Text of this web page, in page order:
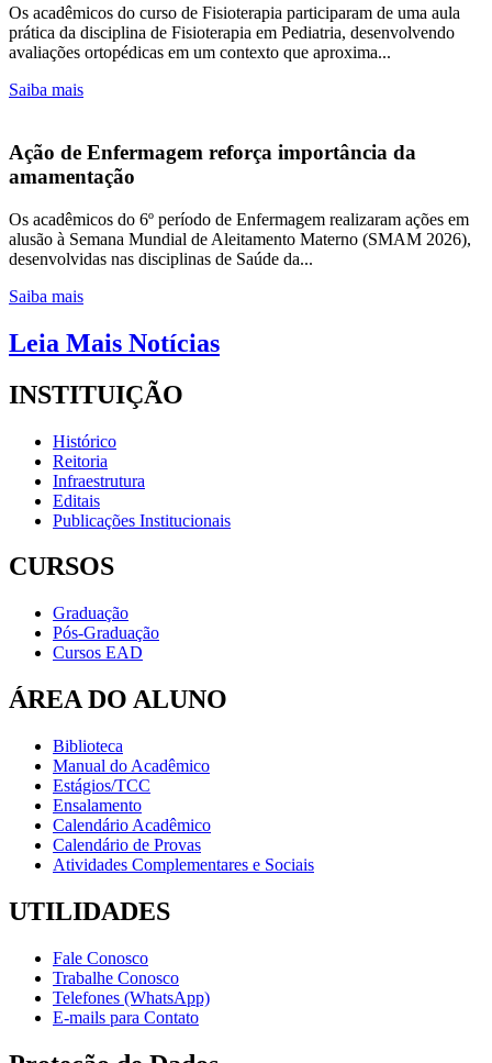
Os acadêmicos do curso de Fisioterapia participaram de uma aula
prática da disciplina de Fisioterapia em Pediatria, desenvolvendo
avaliações ortopédicas em um contexto que aproxima...
Saiba mais
Ação de Enfermagem reforça importância da
amamentação
Os acadêmicos do 6º período de Enfermagem realizaram ações em
alusão à Semana Mundial de Aleitamento Materno (SMAM 2026),
desenvolvidas nas disciplinas de Saúde da...
Saiba mais
Leia Mais Notícias
INSTITUIÇÃO
Histórico
Reitoria
Infraestrutura
Editais
Publicações Institucionais
CURSOS
Graduação
Pós-Graduação
Cursos EAD
ÁREA DO ALUNO
Biblioteca
Manual do Acadêmico
Estágios/TCC
Ensalamento
Calendário Acadêmico
Calendário de Provas
Atividades Complementares e Sociais
UTILIDADES
Fale Conosco
Trabalhe Conosco
Telefones (WhatsApp)
E-mails para Contato